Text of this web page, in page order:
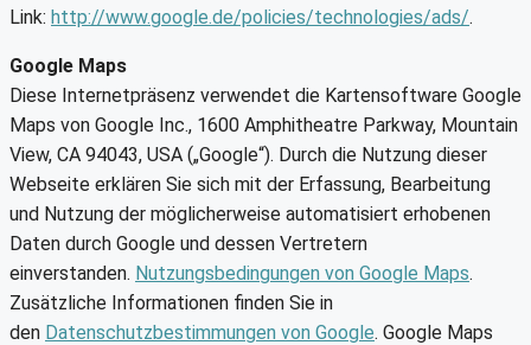
Link: http://www.google.de/policies/technologies/ads/.
Google Maps
Diese Internetpräsenz verwendet die Kartensoftware Google
Maps von Google Inc., 1600 Amphitheatre Parkway, Mountain
View, CA 94043, USA („Google“). Durch die Nutzung dieser
Webseite erklären Sie sich mit der Erfassung, Bearbeitung
und Nutzung der möglicherweise automatisiert erhobenen
Daten durch Google und dessen Vertretern
einverstanden. Nutzungsbedingungen von Google Maps.
Zusätzliche Informationen finden Sie in
den Datenschutzbestimmungen von Google. Google Maps